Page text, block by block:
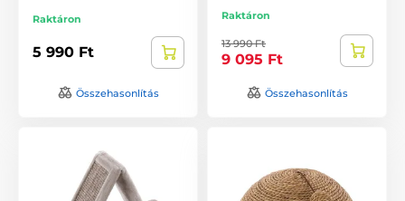
Raktáron
5 990 Ft
Összehasonlítás
Raktáron
13 990 Ft
9 095 Ft
Összehasonlítás